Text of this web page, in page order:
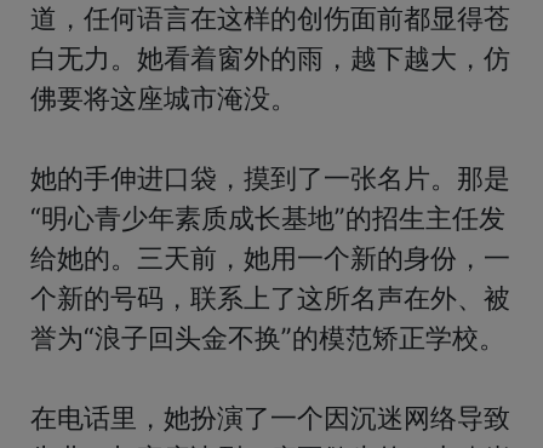
道，任何语言在这样的创伤面前都显得苍
白无力。她看着窗外的雨，越下越大，仿
佛要将这座城市淹没。
她的手伸进口袋，摸到了一张名片。那是
“明心青少年素质成长基地”的招生主任发
给她的。三天前，她用一个新的身份，一
个新的号码，联系上了这所名声在外、被
誉为“浪子回头金不换”的模范矫正学校。
在电话里，她扮演了一个因沉迷网络导致